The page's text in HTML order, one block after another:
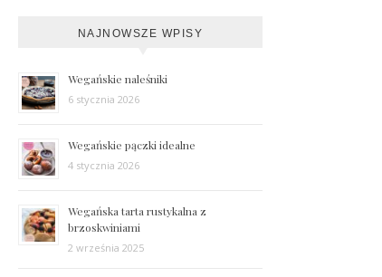
NAJNOWSZE WPISY
Wegańskie naleśniki
6 stycznia 2026
Wegańskie pączki idealne
4 stycznia 2026
Wegańska tarta rustykalna z
brzoskwiniami
2 września 2025